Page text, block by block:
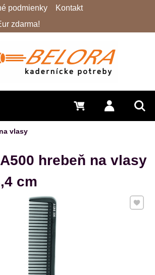
Prihlásiť
0 €
podmienky
Kontakt
zdarma!
vlasy
hrebeň na vlasy
cm
Pridať